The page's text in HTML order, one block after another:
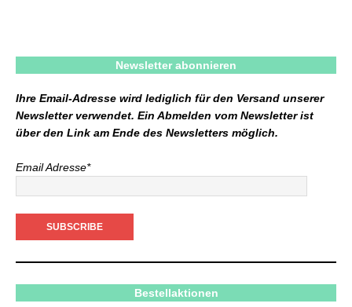
Newsletter abonnieren
Ihre Email-Adresse wird lediglich für den Versand unserer
Newsletter verwendet. Ein Abmelden vom Newsletter ist
über den Link am Ende des Newsletters möglich.
Email Adresse*
Bestellaktionen